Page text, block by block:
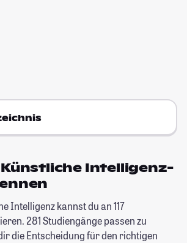
Künstliche Intelligenz-
Intelligenz kannst du an 117
281 Studiengänge passen zu
die Entscheidung für den richtigen